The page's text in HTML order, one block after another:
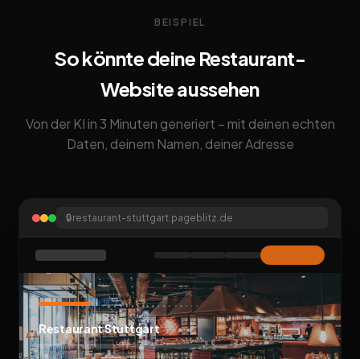
BEISPIEL
So könnte deine Restaurant-
Website aussehen
Von der KI in 3 Minuten generiert – mit deinen echten
Daten, deinem Namen, deiner Adresse
🔒restaurant-stuttgart.pageblitz.de
Restaurant Stuttgart